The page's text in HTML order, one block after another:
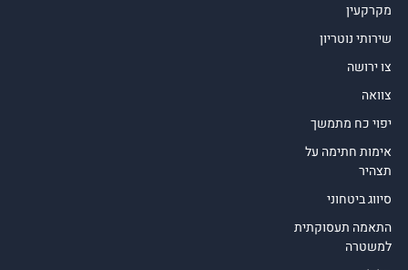
מקרקעין
שירותי נוטריון
צו ירושה
צוואה
יפוי כח מתמשך
אימות חתימה על
תצהיר
סיווג ביטחוני
התאמה תעסוקתית
למשטרה